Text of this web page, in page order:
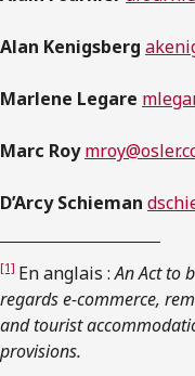
Alan Kenigsberg
Marlene Legare
Marc Roy
D’Arcy Schieman
[1] En anglais :An Act to
regards e-commerce,
and tourist
provisions.